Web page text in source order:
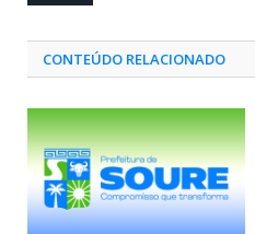
CONTEÚDO RELACIONADO